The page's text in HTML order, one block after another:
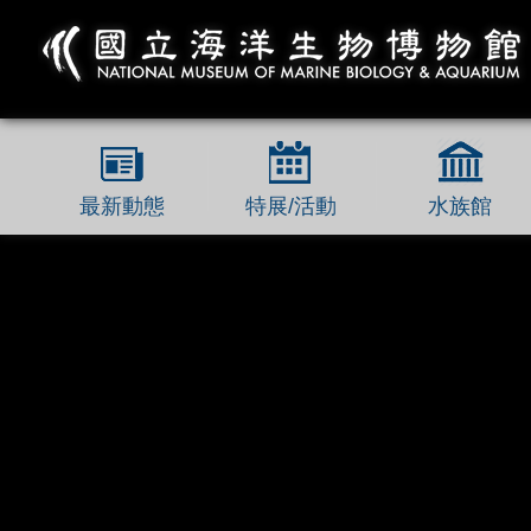
跳到主要內容區塊
最新動態 特展/活動 水族館